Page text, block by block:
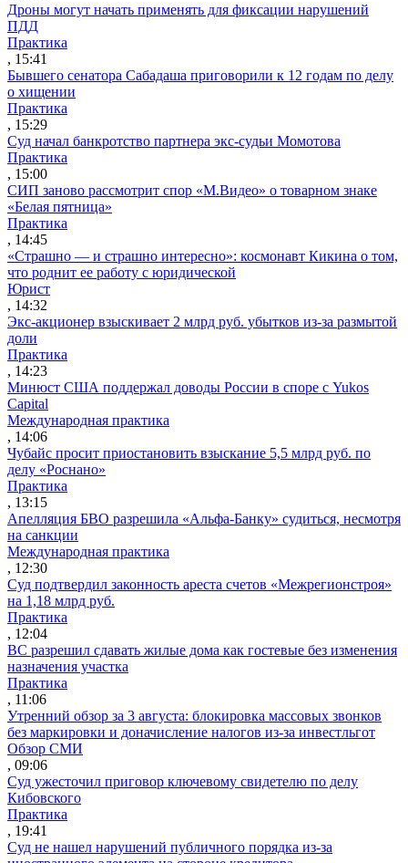
Дроны могут начать применять для фиксации нарушений
ПДД
Практика
, 15:41
Бывшего сенатора Сабадаша приговорили к 12 годам по делу
о хищении
Практика
, 15:29
Суд начал банкротство партнера экс-судьи Момотова
Практика
, 15:00
СИП заново рассмотрит спор «М.Видео» о товарном знаке
«Белая пятница»
Практика
, 14:45
«Страшно — и страшно интересно»: космонавт Кикина о том,
что роднит ее работу с юридической
Юрист
, 14:32
Экс-акционер взыскивает 2 млрд руб. убытков из-за размытой
доли
Практика
, 14:23
Минюст США поддержал доводы России в споре с Yukos
Capital
Международная практика
, 14:06
Чубайс просит приостановить взыскание 5,5 млрд руб. по
делу «Роснано»
Практика
, 13:15
Апелляция БВО разрешила «Альфа-Банку» судиться, несмотря
на санкции
Международная практика
, 12:30
Суд подтвердил законность ареста счетов «Межрегионстроя»
на 1,18 млрд руб.
Практика
, 12:04
ВС разрешил сдавать жилые дома как гостевые без изменения
назначения участка
Практика
, 11:06
Утренний обзор за 3 августа: блокировка массовых звонков
без маркировки и доначисление налогов из-за инвестльгот
Обзор СМИ
, 09:06
Суд ужесточил приговор ключевому свидетелю по делу
Кибовского
Практика
, 19:41
Суд не нашел нарушений публичного порядка из-за